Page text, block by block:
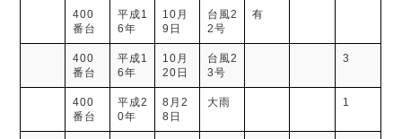
400
番台
平成1
6年
10月
9日
台風2
2号
有
400
番台
平成1
6年
10月
20日
台風2
3号
3
400
番台
平成2
0年
8月2
8日
大雨 1